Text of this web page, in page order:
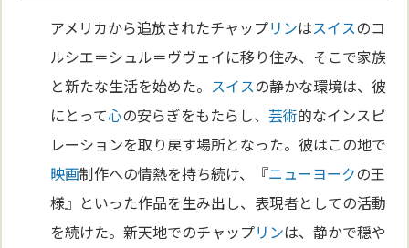
アメリカから追放されたチャップリンはスイスのコ
ルシエ＝シュル＝ヴヴェイに移り住み、そこで家族
と新たな生活を始めた。 スイスの静かな環境は、彼
にとって心の安らぎをもたらし、芸術的なインスピ
レーションを取り戻す場所となった。彼はこの地で
映画制作への情熱を持ち続け、『ニューヨークの王
様』といった作品を生み出し、表現者としての活動
を続けた。新天地でのチャップリンは、静かで穏や